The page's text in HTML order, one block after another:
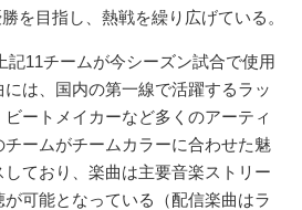
を目指し、熱戦を繰り広げている。
記11チームが今シーズン試合で使用
は、国内の第一線で活躍するラッ
ートメイカーなど多くのアーティ
ームがチームカラーに合わせた魅
ており、楽曲は主要音楽ストリー
可能となっている（配信楽曲はラ